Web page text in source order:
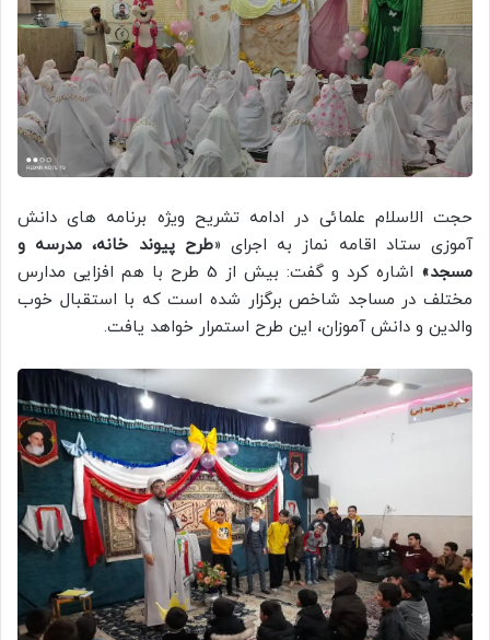
حجت الاسلام علمائی در ادامه تشریح ویژه برنامه های دانش
آموزی ستاد اقامه نماز به اجرای «طرح پیوند خانه، مدرسه و
مسجد»
اشاره کرد و گفت: بیش از 5 طرح با هم افزایی مدارس
مختلف در مساجد شاخص برگزار شده است که با استقبال خوب
والدین و دانش آموزان، این طرح استمرار خواهد یافت.